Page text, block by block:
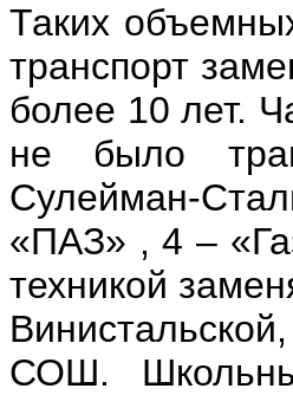
Таких
транспорт
более 10 лет.
не было
Сулейман-
«ПАЗ» , 4 –
техникой
СОШ.